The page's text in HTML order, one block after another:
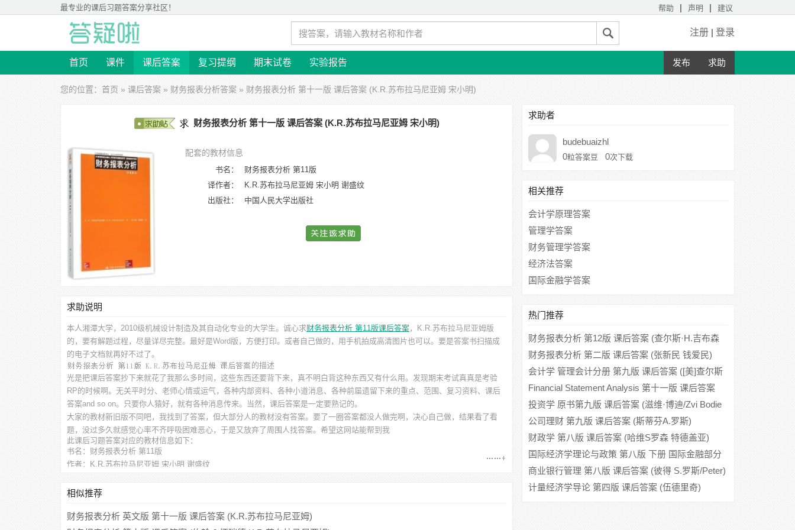
最专业的课后习题答案分享社区！ 帮助 | 声明 | 建议
注册 | 登录
首页 课件 课后答案 复习提纲 期末试卷 实验报告 发布 求助
您的位置： 首页 » 课后答案 » 财务报表分析答案 » 财务报表分析 第十一版 课后答案 (K.R.苏布拉马尼亚姆 宋小明)
财务报表分析 第十一版 课后答案 (K.R.苏布拉马尼亚姆 宋小明)
配套的教材信息
书名：
财务报表分析 第11版
译作者：
K.R.苏布拉马尼亚姆 宋小明 谢盛纹
出版社：
中国人民大学出版社
求助说明
本人湘潭大学，2010级机械设计制造及其自动化专业的大学生。诚心求财务报表分析 第11版课后答案，K.R.苏布拉马尼亚姆版
的，要有解题过程，尽量详尽完整。最好是Word版，方便打印。或者自己做的，用手机拍成高清图片也可以。要是答案书扫描成
的电子文档就再好不过了。
的描述
光是把课后答案抄下来就花了我那么多时间，这些东西还要背下来，真不明白背这种东西又有什么用。发现期末考试真真是考验
RP的时候啊。无关平时分、老师心情或运气，各种内部资料、各种小道消息、各种前届遗留下来的重点、范围、复习资料、课后
答案and so on。只要你人猿好，就有各种消息传来。当然，课后答案是一定要熟记的。
大家的教材新旧版不同吧，我找到了答案，但大部分人的教材没有答案。要了一圈答案都没人做完啊，决心自己做，结果看了看
题，没过多久就感觉心率不齐呼吸困难恶心，于是又放弃了周围人找答案。希望这网站能帮到我
此课后习题答案对应的教材信息如下：
书名：财务报表分析 第11版
作者：K.R.苏布拉马尼亚姆 宋小明 谢盛纹
相似推荐
财务报表分析 英文版 第十一版 课后答案 (K.R.苏布拉马尼亚姆)
求助者
budebuaizhl
0粒答案豆 0次下载
相关推荐
会计学原理答案
管理学答案
财务管理学答案
经济法答案
国际金融学答案
热门推荐
财务报表分析 第12版 课后答案 (查尔斯·H.吉布森
胡玉明)
财务报表分析 第二版 课后答案 (张新民 钱爱民)
会计学 管理会计分册 第九版 课后答案 ([美]查尔斯
T)
Financial Statement Analysis 第十一版 课后答案
(K.R.Subramanyam)
投资学 原书第九版 课后答案 (滋维·博迪/Zvi Bodie
汪昌云)
公司理财 第九版 课后答案 (斯蒂芬A.罗斯)
财政学 第八版 课后答案 (哈维S罗森 特德盖亚)
国际经济学理论与政策 第八版 下册 国际金融部分
课后答案 (克鲁格曼)
商业银行管理 第八版 课后答案 (彼得 S.罗斯/Peter)
计量经济学导论 第四版 课后答案 (伍德里奇)